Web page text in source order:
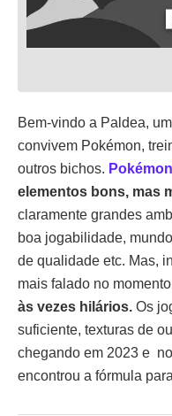
Bem-vindo a Paldea,
convivem Pokémon,
outros bichos.
elementos bons, mas
claramente grandes
boa jogabilidade,
de qualidade etc. Mas,
mais falado no momento
às vezes hilários. Os
suficiente, texturas de
chegando em 2023 e
encontrou a fórmula